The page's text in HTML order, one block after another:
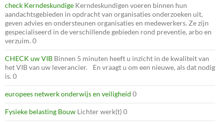
check Kerndeskundige Kerndeskundigen voeren binnen hun
aandachtsgebieden in opdracht van organisaties onderzoeken uit,
geven advies en ondersteunen organisaties en medewerkers. Ze zijn
gespecialiseerd in de verschillende gebieden rond preventie, arbo en
verzuim. 0
CHECK uw VIB Binnen 5 minuten heeft u inzicht in de kwaliteit van
het VIB van uw leverancier. En vraagt u om een nieuwe, als dat nodig
is. 0
europees netwerk onderwijs en veiligheid 0
Fysieke belasting Bouw Lichter werk(t) 0